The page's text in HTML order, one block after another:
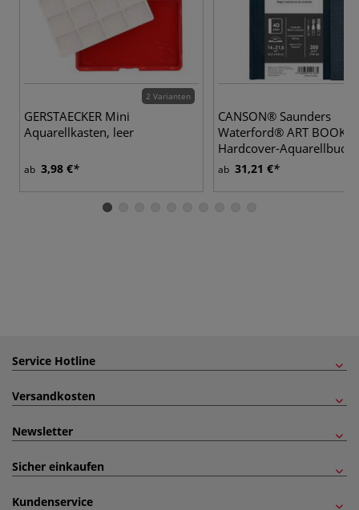
2 Varianten
GERSTAECKER Mini
Aquarellkasten, leer
ab 3,98 €
CANSON® Saunders
Waterford® ART BOOK,
Hardcover-
g/qm
ab 31,21 €
Service Hotline
Versandkosten
Newsletter
Sicher einkaufen
Kundenservice